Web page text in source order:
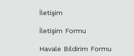
İletişim
İletişim Formu
Havale Bildirim Formu